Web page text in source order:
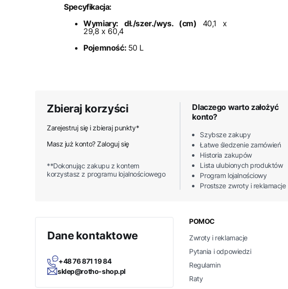
Specyfikacja:
Wymiary: dł./szer./wys. (cm) 40,1 x
29,8 x 60,4
Pojemność: 50 L
Zbieraj korzyści
Zarejestruj się i zbieraj punkty*
Masz już konto? Zaloguj się
**Dokonując zakupu z kontem
korzystasz z programu lojalnościowego
Dlaczego warto założyć
konto?
Szybsze zakupy
Łatwe śledzenie zamówień
Historia zakupów
Lista ulubionych produktów
Program lojalnościowy
Prostsze zwroty i reklamacje
Dane kontaktowe
+48 76 871 19 84
sklep@rotho-shop.pl
Linki w stopce
POMOC
Zwroty i reklamacje
Pytania i odpowiedzi
Regulamin
Raty